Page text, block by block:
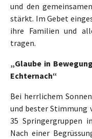
und den
stärkt. Im Gebet
ihre Familien und
tragen.
„Glaube in
Echternach“
Bei herrlichem
und bester Stimmung
35 Springergruppen
Nach einer